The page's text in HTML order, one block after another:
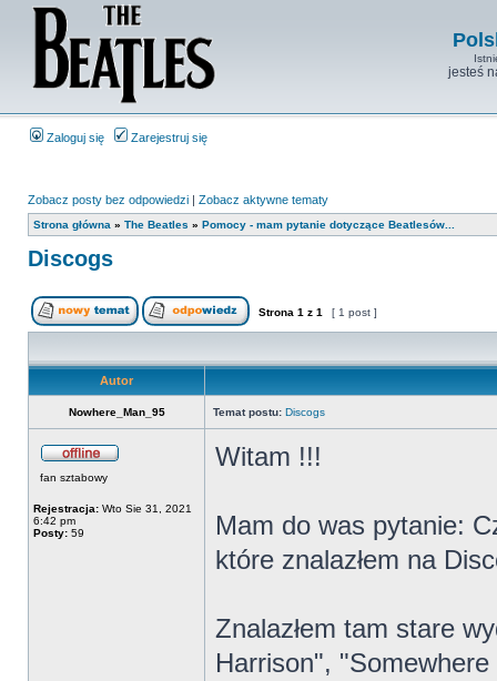
jesteś
Zaloguj się Zarejestruj się
Zobacz posty bez odpowiedzi | Zobacz aktywne tematy
Strona główna » The Beatles » Pomocy - mam pytanie dotyczące Beatlesów...
Discogs
Strona 1 z 1 [ 1 post ]
Autor
Nowhere_Man_95 Temat postu: Discogs
fan sztabowy
Rejestracja: Wto Sie 31, 2021
6:42 pm
Posty: 59
Witam !!!
Mam do was pytanie:
które znalazłem na
Znalazłem tam stare
Harrison",